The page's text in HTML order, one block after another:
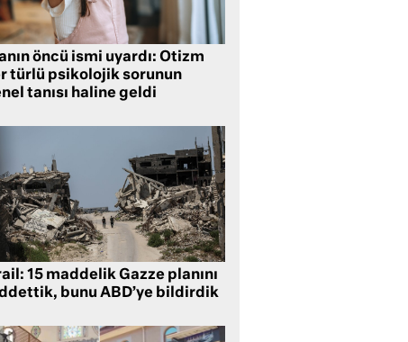
öncü ismi uyardı: Otizm
türlü psikolojik sorunun
tanısı haline geldi
15 maddelik Gazze planını
bunu ABD’ye bildirdik